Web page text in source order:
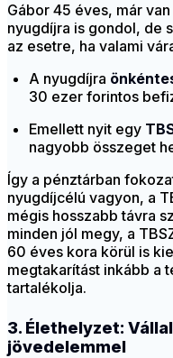
Gábor 45 éves, már
nyugdíjra is gondol, de
az esetre, ha valami
A nyugdíjra
30 ezer forintos
Emellett nyit egy
nagyobb összeget
Így a pénztárban
nyugdíjcélú vagyon, a
mégis hosszabb távra
minden jól megy, a
60 éves kora körül is
megtakarítást inkább a
tartalékolja.
3. Élethelyzet:
jövedelemmel